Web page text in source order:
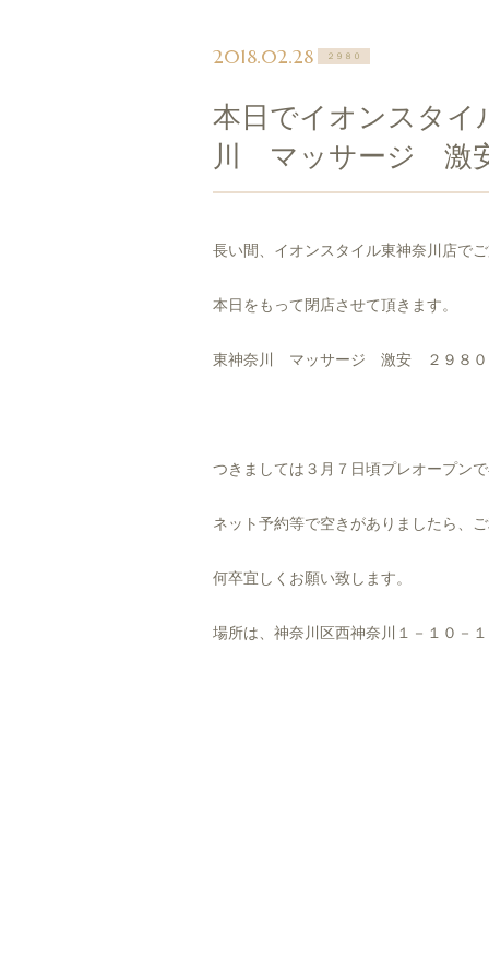
2018.02.28 ２９８０
本日でイオンスタ
川 マッサージ 激
長い間、イオンスタイル東神奈川店で
本日をもって閉店させて頂きます。
東神奈川 マッサージ 激安 ２９８０
つきましては３月７日頃プレオープン
ネット予約等で空きがありましたら、
何卒宜しくお願い致します。
場所は、神奈川区西神奈川１－１０